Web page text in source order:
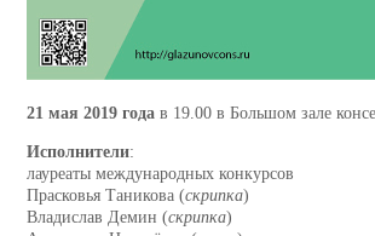
21 мая 2019 года в 19.00 в Большом зале
Исполнители:
лауреаты международных конкурсов
Прасковья Таникова (скрипка)
Владислав Демин (скрипка)